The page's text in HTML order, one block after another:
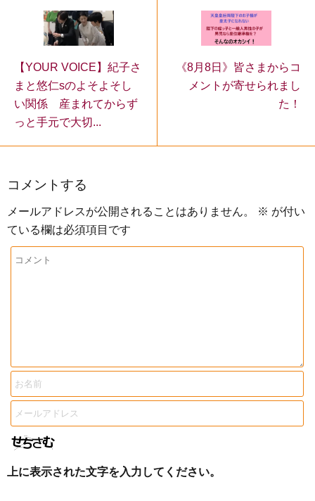
【YOUR VOICE】紀子さ
まと悠仁sのよそよそし
い関係 産まれてからず
っと手元で大切...
《8月8日》皆さまからコ
メントが寄せられまし
た！
コメントする
メールアドレスが公開されることはありません。 ※ が付い
ている欄は必須項目です
上に表示された文字を入力してください。